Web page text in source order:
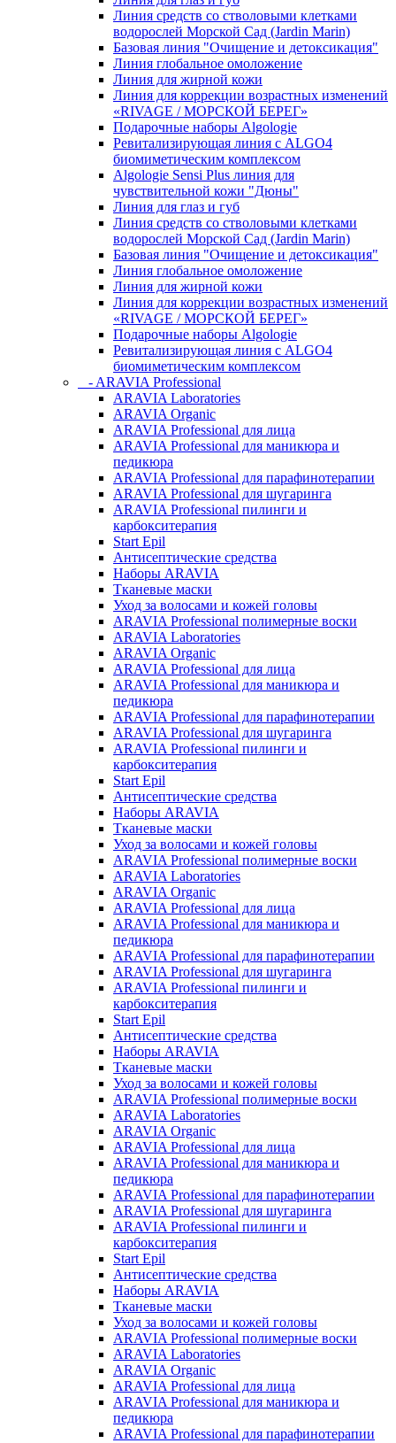
Линия средств со стволовыми клетками
водорослей Морской Сад (Jardin Marin)
Базовая линия "Очищение и детоксикация"
Линия глобальное омоложение
Линия для жирной кожи
Линия для коррекции возрастных изменений
«RIVAGE / МОРСКОЙ БЕРЕГ»
Подарочные наборы Algologie
Ревитализирующая линия с ALGO4
биомиметическим комплексом
Algologie Sensi Plus линия для
чувcтвительной кожи "Дюны"
Линия для глаз и губ
Линия средств со стволовыми клетками
водорослей Морской Сад (Jardin Marin)
Базовая линия "Очищение и детоксикация"
Линия глобальное омоложение
Линия для жирной кожи
Линия для коррекции возрастных изменений
«RIVAGE / МОРСКОЙ БЕРЕГ»
Подарочные наборы Algologie
Ревитализирующая линия с ALGO4
биомиметическим комплексом
- ARAVIA Professional
ARAVIA Laboratories
ARAVIA Organic
ARAVIA Professional для лица
ARAVIA Professional для маникюра и
педикюра
ARAVIA Professional для парафинотерапии
ARAVIA Professional для шугаринга
ARAVIA Professional пилинги и
карбокситерапия
Start Epil
Антисептические средства
Наборы ARAVIA
Тканевые маски
Уход за волосами и кожей головы
ARAVIA Professional полимерные воски
ARAVIA Laboratories
ARAVIA Organic
ARAVIA Professional для лица
ARAVIA Professional для маникюра и
педикюра
ARAVIA Professional для парафинотерапии
ARAVIA Professional для шугаринга
ARAVIA Professional пилинги и
карбокситерапия
Start Epil
Антисептические средства
Наборы ARAVIA
Тканевые маски
Уход за волосами и кожей головы
ARAVIA Professional полимерные воски
ARAVIA Laboratories
ARAVIA Organic
ARAVIA Professional для лица
ARAVIA Professional для маникюра и
педикюра
ARAVIA Professional для парафинотерапии
ARAVIA Professional для шугаринга
ARAVIA Professional пилинги и
карбокситерапия
Start Epil
Антисептические средства
Наборы ARAVIA
Тканевые маски
Уход за волосами и кожей головы
ARAVIA Professional полимерные воски
ARAVIA Laboratories
ARAVIA Organic
ARAVIA Professional для лица
ARAVIA Professional для маникюра и
педикюра
ARAVIA Professional для парафинотерапии
ARAVIA Professional для шугаринга
ARAVIA Professional пилинги и
карбокситерапия
Start Epil
Антисептические средства
Наборы ARAVIA
Тканевые маски
Уход за волосами и кожей головы
ARAVIA Professional полимерные воски
ARAVIA Laboratories
ARAVIA Organic
ARAVIA Professional для лица
ARAVIA Professional для маникюра и
педикюра
ARAVIA Professional для парафинотерапии